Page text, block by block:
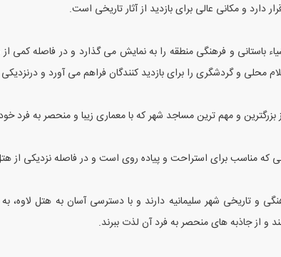
دارد و مکانی عالی برای بازدید از آثار تاریخی است.
محلی و گردشگری را برای بازدید کنندگان فراهم می‌ آورد و
و تاریخی شهر سلیمانیه دارند و با دسترسی آسان به هتل لاوه،
و از جاذبه‌ های منحصر به فرد آن لذت ببرند.